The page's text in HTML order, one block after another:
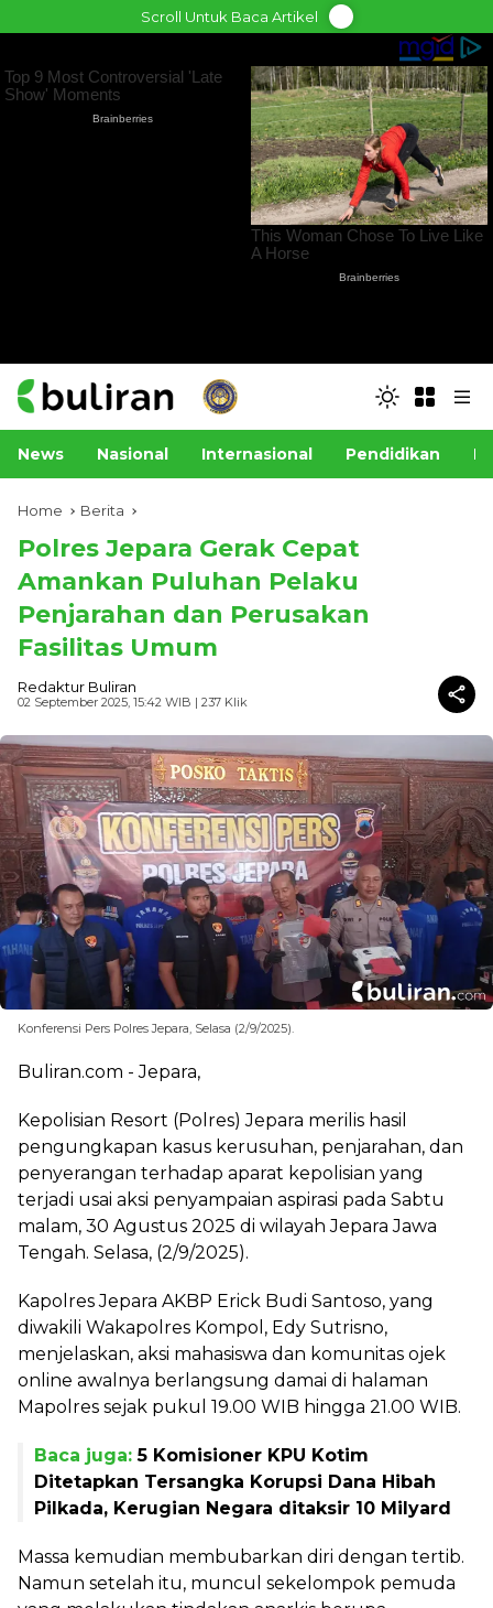
to
Scroll Untuk Baca Artikel
News Nasional Internasional Pendidikan
Home Berita
Polres Jepara Gerak Cepat
Amankan Puluhan Pelaku
Penjarahan dan Perusakan
Fasilitas Umum
Redaktur Buliran
02 September 2025, 15:42 WIB | 237 Klik
Konferensi Pers Polres Jepara, Selasa (2/9/2025).
Buliran.com - Jepara,
Kepolisian Resort (Polres) Jepara merilis hasil
pengungkapan kasus kerusuhan, penjarahan, dan
penyerangan terhadap aparat kepolisian yang
terjadi usai aksi penyampaian aspirasi pada Sabtu
malam, 30 Agustus 2025 di wilayah Jepara Jawa
Tengah. Selasa, (2/9/2025).
Kapolres Jepara AKBP Erick Budi Santoso, yang
diwakili Wakapolres Kompol, Edy Sutrisno,
menjelaskan, aksi mahasiswa dan komunitas ojek
online awalnya berlangsung damai di halaman
Mapolres sejak pukul 19.00 WIB hingga 21.00 WIB.
Baca juga:5 Komisioner KPU Kotim
Ditetapkan Tersangka Korupsi Dana Hibah
Pilkada, Kerugian Negara ditaksir 10 Milyard
Massa kemudian membubarkan diri dengan tertib.
Namun setelah itu, muncul sekelompok pemuda